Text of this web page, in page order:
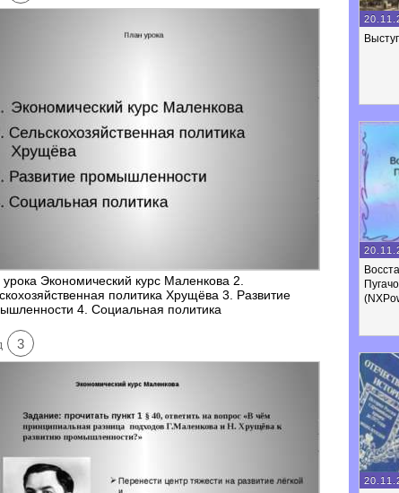
Экономический курс Маленкова 2.
политика Хрущёва 3. Развитие
4. Социальная политика
3